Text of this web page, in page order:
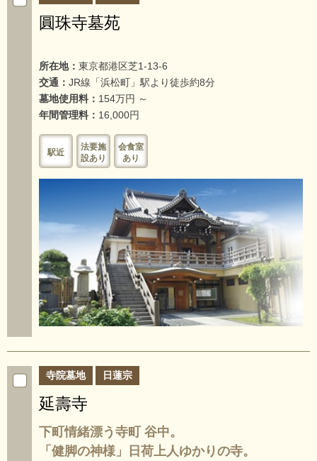
圓珠寺墓苑
所在地： 東京都港区芝1-13-6
交通： JR線「浜松町」駅より徒歩約8分
墓地使用料： 154万円 ～
年間管理料： 16,000円
駅近
法要施
設あり
会食室
あり
寺院墓地 日蓮宗
延壽寺
下町情緒漂う寺町 谷中。
「健脚の神様」日荷上人ゆかりの寺。